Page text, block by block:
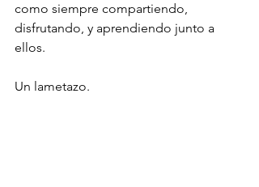
como siempre compartiendo,
disfrutando, y aprendiendo junto a
ellos.
Un lametazo.